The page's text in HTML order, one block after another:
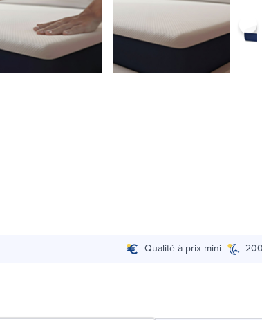
Qualité à prix mini